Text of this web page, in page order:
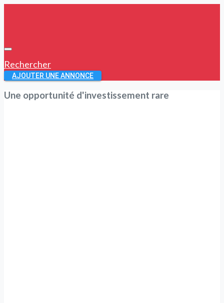
Rechercher
AJOUTER UNE ANNONCE
Une opportunité d'investissement rare